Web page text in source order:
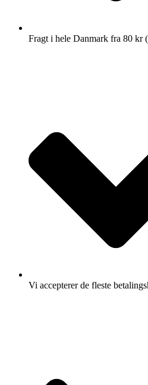
Fragt i hele Danmark fra 80 kr
Vi accepterer de fleste